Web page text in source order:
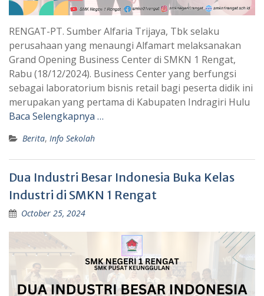
RENGAT-PT. Sumber Alfaria Trijaya, Tbk selaku
perusahaan yang menaungi Alfamart melaksanakan
Grand Opening Business Center di SMKN 1 Rengat,
Rabu (18/12/2024). Business Center yang berfungsi
sebagai laboratorium bisnis retail bagi peserta didik ini
merupakan yang pertama di Kabupaten Indragiri Hulu
Baca Selengkapnya …
Berita, Info Sekolah
Dua Industri Besar Indonesia Buka Kelas
Industri di SMKN 1 Rengat
October 25, 2024